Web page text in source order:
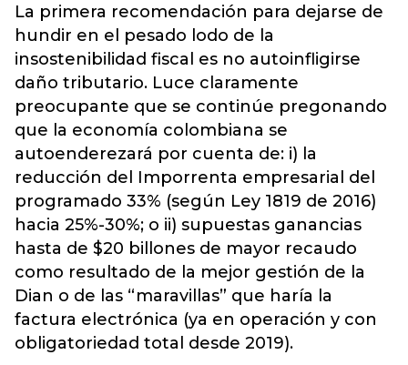
La primera recomendación para dejarse de
hundir en el pesado lodo de la
insostenibilidad fiscal es no autoinfligirse
daño tributario. Luce claramente
preocupante que se continúe pregonando
que la economía colombiana se
autoenderezará por cuenta de: i) la
reducción del Imporrenta empresarial del
programado 33% (según Ley 1819 de 2016)
hacia 25%-30%; o ii) supuestas ganancias
hasta de $20 billones de mayor recaudo
como resultado de la mejor gestión de la
Dian o de las “maravillas” que haría la
factura electrónica (ya en operación y con
obligatoriedad total desde 2019).